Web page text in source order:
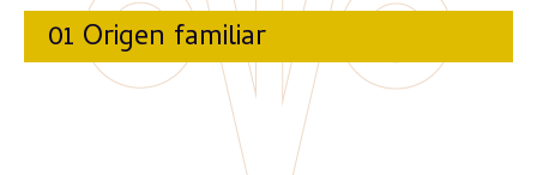
01 Origen familiar